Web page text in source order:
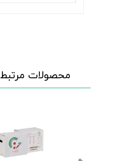
محصولات مرتبط